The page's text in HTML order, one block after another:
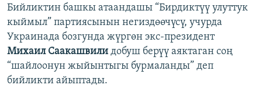
Бийликтин башкы атаандашы “Бирдиктүү улуттук
кыймыл” партиясынын негиздөөчүсү, учурда
Украинада бозгунда жүргөн экс-президент
Михаил Саакашвили добуш берүү аяктаган соң
“шайлоонун жыйынтыгы бурмаланды” деп
бийликти айыптады.